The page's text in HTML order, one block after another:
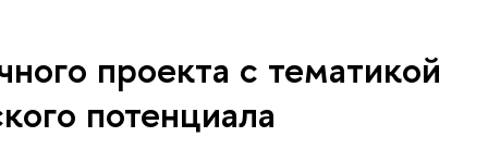
проекта с тематикой
потенциала